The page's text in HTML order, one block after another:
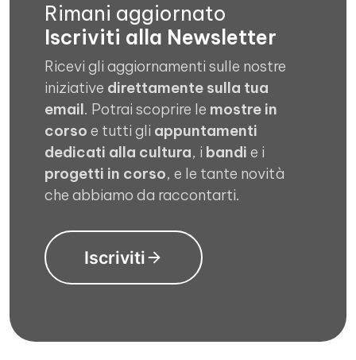
Rimani aggiornato
Iscriviti alla Newsletter
Ricevi gli aggiornamenti sulle nostre
iniziative direttamente sulla tua
email. Potrai scoprire le mostre in
corso e tutti gli appuntamenti
dedicati alla cultura, i bandi e i
progetti in corso, e le tante novità
che abbiamo da raccontarti.
Iscriviti